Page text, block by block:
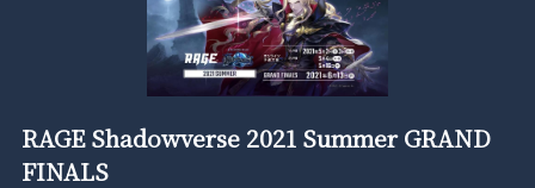
RAGE Shadowverse 2021 Summer GRAND
FINALS